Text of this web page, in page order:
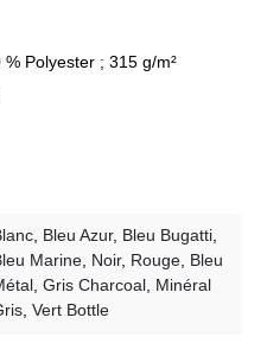
Polyester ; 315 g/m²
Bleu Azur, Bleu Bugatti
Marine Noir, Rouge Bleu
Gris Charcoal Minéral
Vert Bottle